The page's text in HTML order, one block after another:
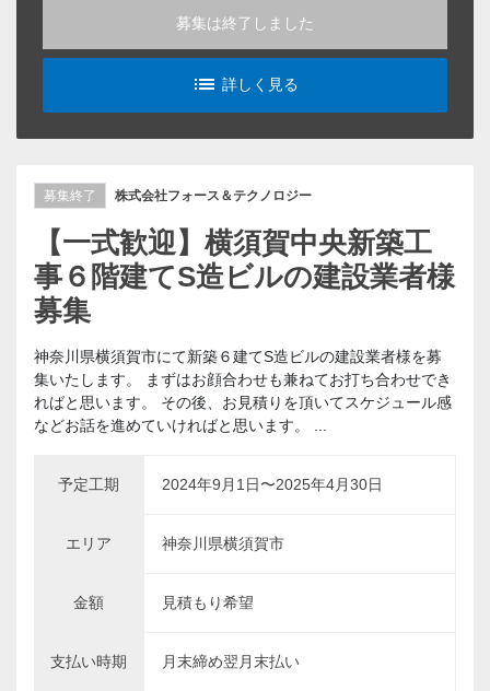
募集は終了しました
list_alt
詳しく見る
募集終了 株式会社フォース＆テクノロジー
【一式歓迎】横須賀中央新築工
事６階建てS造ビルの建設業者様
募集
神奈川県横須賀市にて新築６建てS造ビルの建設業者様を募
集いたします。 まずはお顔合わせも兼ねてお打ち合わせでき
ればと思います。 その後、お見積りを頂いてスケジュール感
などお話を進めていければと思います。 ...
予定工期 2024年9月1日〜2025年4月30日
エリア 神奈川県横須賀市
金額 見積もり希望
支払い時期 月末締め翌月末払い